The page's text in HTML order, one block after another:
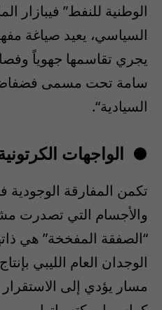
الوطنية للنفط” فيبازار
السياسي، يعيد صياغة
يجري تقاسمها جهويا
سامة تحت مسمى
السيادية“.
● الواجهات
تكمن المفارقة الوجودية
والأجسام التي تصدرت
“الصفقة المفخخة” هي
الوجدان العام الليبي بإنتاج
مسار يؤدي إلى الاستقرار